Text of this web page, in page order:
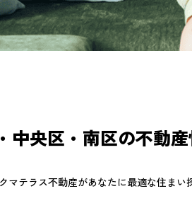
中央区・南区の不動
クマテラス不動産があなたに最適な住まい